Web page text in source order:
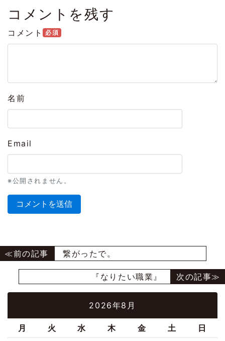
コメントを残す
コメント 必須
名前
Email
※公開されません。
繋がったで。
『なりたい職業』
2026年8月
月 火 水 木 金 土 日